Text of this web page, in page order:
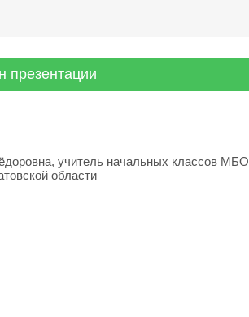
презентации
учитель начальных классов
области